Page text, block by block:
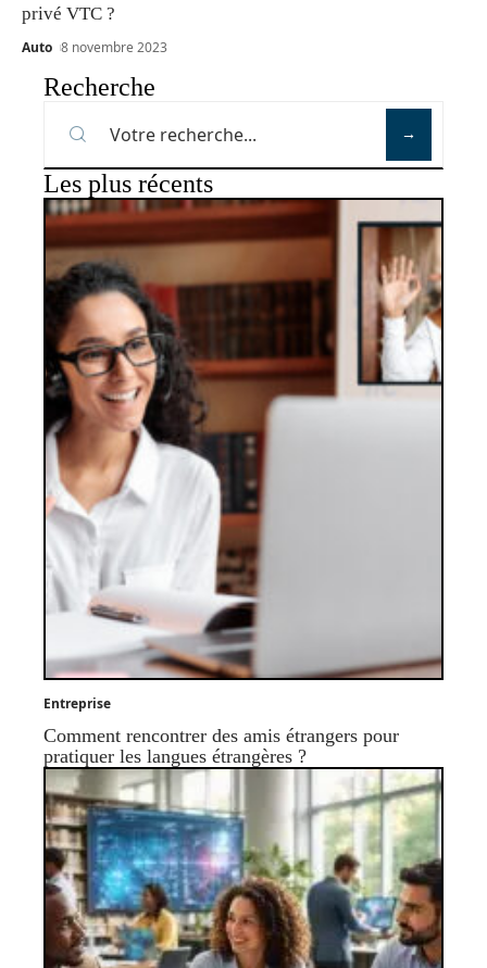
privé VTC ?
Auto 8 novembre 2023
Recherche
Les plus récents
Entreprise
Comment rencontrer des amis étrangers pour
pratiquer les langues étrangères ?